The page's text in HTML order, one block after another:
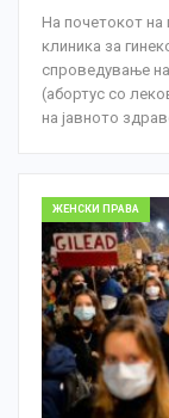
На почетокот на
клиника за
спроведување
(абортус со
на јавното
ЖЕНСКИ ПРАВА